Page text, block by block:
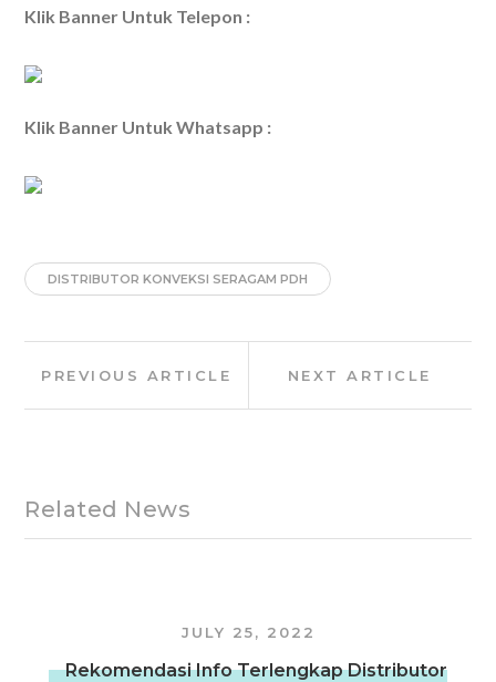
Klik Banner Untuk Telepon :
Klik Banner Untuk Whatsapp :
DISTRIBUTOR KONVEKSI SERAGAM PDH
navigation
PREVIOUS ARTICLE NEXT ARTICLE
Related News
JULY 25, 2022
Rekomendasi Info Terlengkap Distributor